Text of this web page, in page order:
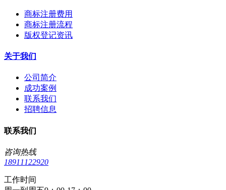
商标注册费用
商标注册流程
版权登记资讯
关于我们
公司简介
成功案例
联系我们
招聘信息
联系我们
咨询热线
18911122920
工作时间